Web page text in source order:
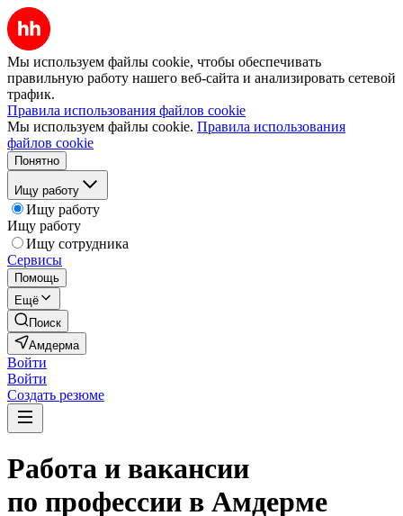
Мы используем файлы cookie, чтобы обеспечивать
правильную работу нашего веб-сайта и анализировать сетевой
трафик.
Правила использования файлов cookie
Мы используем файлы cookie. Правила использования
файлов cookie
Понятно
Ищу работу
Ищу работу
Ищу работу
Ищу сотрудника
Сервисы
Помощь
Ещё
Поиск
Амдерма
Войти
Войти
Создать резюме
Работа и вакансии
по профессии в Амдерме